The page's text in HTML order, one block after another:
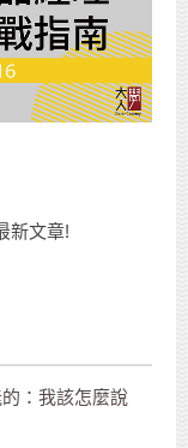
新文章!
：我該怎麼說